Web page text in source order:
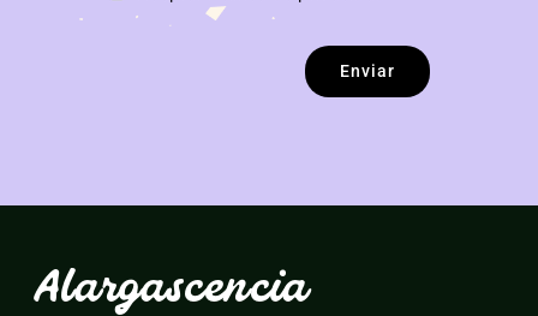
Enviar
Alargascencia